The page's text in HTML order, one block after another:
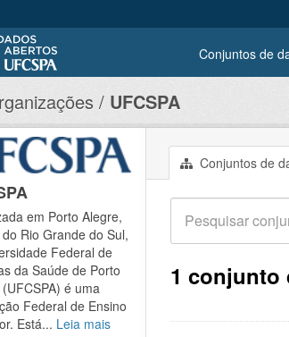
Conjuntos de
UFCSPA
Conjuntos de
1 conjunto
em Porto Alegre,
Rio Grande do Sul,
Federal de
da Saúde de Porto
é uma
Federal de Ensino
Está... Leia mais